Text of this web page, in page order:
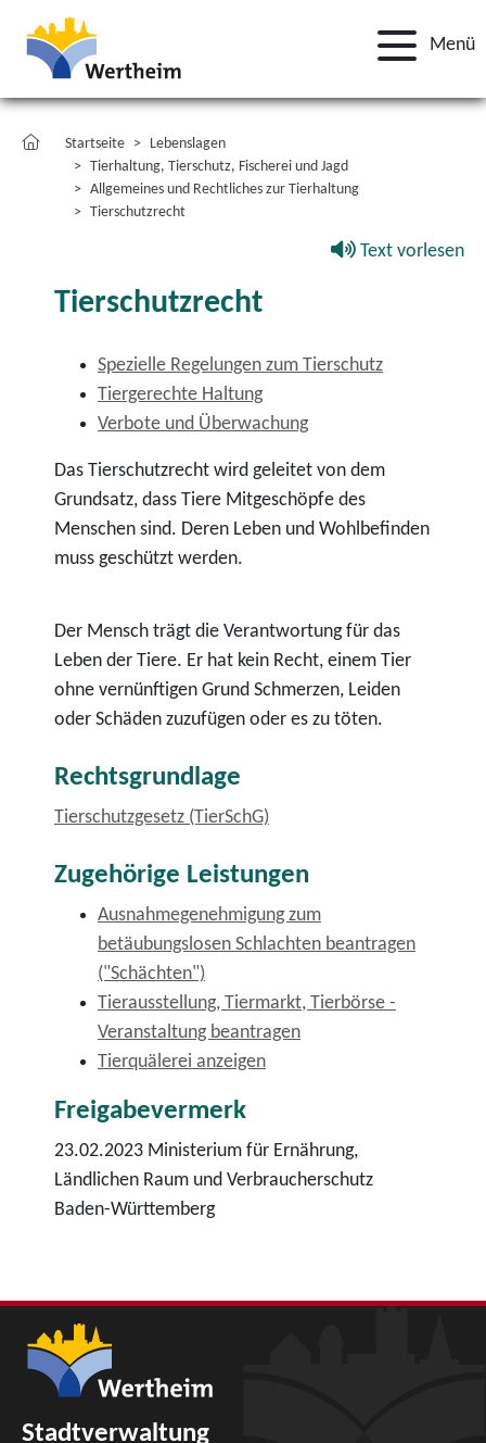
Menü
Startseite
Lebenslagen
Tierhaltung, Tierschutz, Fischerei und Jagd
Allgemeines und Rechtliches zur Tierhaltung
Tierschutzrecht
Text vorlesen
Tierschutzrecht
Spezielle Regelungen zum Tierschutz
Tiergerechte Haltung
Verbote und Überwachung
Das Tierschutzrecht wird geleitet von dem
Grundsatz, dass Tiere Mitgeschöpfe des
Menschen sind. Deren Leben und Wohlbefinden
muss geschützt werden.
Der Mensch trägt die Verantwortung für das
Leben der Tiere. Er hat kein Recht, einem Tier
ohne vernünftigen Grund Schmerzen, Leiden
oder Schäden zuzufügen oder es zu töten.
Rechtsgrundlage
Tierschutzgesetz (TierSchG)
Zugehörige Leistungen
Ausnahmegenehmigung zum
betäubungslosen Schlachten beantragen
("Schächten")
Tierausstellung, Tiermarkt, Tierbörse -
Veranstaltung beantragen
Tierquälerei anzeigen
Freigabevermerk
23.02.2023 Ministerium für Ernährung,
Ländlichen Raum und Verbraucherschutz
Baden-Württemberg
Stadtverwaltung